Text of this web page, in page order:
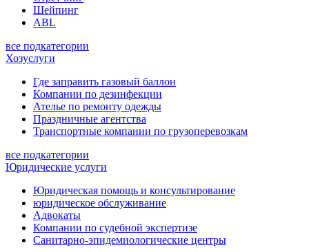
Шейпинг
ABL
все подкатегории
Хозуслуги
Где заправить газовый баллон
Компании по дезинфекции
Ателье по ремонту одежды
Праздничные агентства
Транспортные компании по грузоперевозкам
все подкатегории
Юридические услуги
Юридическая помощь и консультирование
юридическое обслуживание
Адвокаты
Компании по судебной экспертизе
Санитарно-эпидемиологические центры